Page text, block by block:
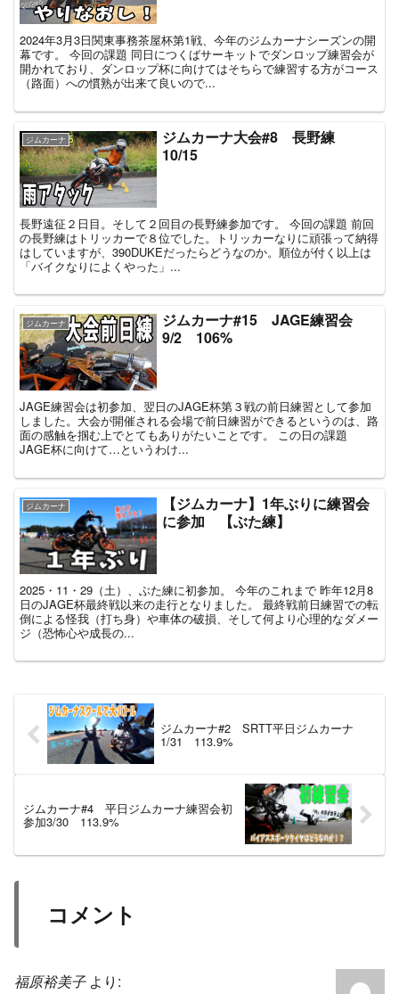
2024年3月3日関東事務茶屋杯第1戦、今年のジムカーナシーズンの開
幕です。 今回の課題 同日につくばサーキットでダンロップ練習会が
開かれており、ダンロップ杯に向けてはそちらで練習する方がコース
（路面）への慣熟が出来て良いので...
ジムカーナ
ジムカーナ大会#8 長野練
10/15
長野遠征２日目。そして２回目の長野練参加です。 今回の課題 前回
の長野練はトリッカーで８位でした。トリッカーなりに頑張って納得
はしていますが、390DUKEだったらどうなのか。順位が付く以上は
「バイクなりによくやった」...
ジムカーナ
ジムカーナ#15 JAGE練習会
9/2 106%
JAGE練習会は初参加、翌日のJAGE杯第３戦の前日練習として参加
しました。大会が開催される会場で前日練習ができるというのは、路
面の感触を掴む上でとてもありがたいことです。 この日の課題
JAGE杯に向けて…というわけ...
ジムカーナ
【ジムカーナ】1年ぶりに練習会
に参加 【ぶた練】
2025・11・29（土）、ぶた練に初参加。 今年のこれまで 昨年12月8
日のJAGE杯最終戦以来の走行となりました。 最終戦前日練習での転
倒による怪我（打ち身）や車体の破損、そして何より心理的なダメー
ジ（恐怖心や成長の...
ジムカーナ#2 SRTT平日ジムカーナ
1/31 113.9%
ジムカーナ#4 平日ジムカーナ練習会初
参加3/30 113.9%
コメント
福原裕美子 より: